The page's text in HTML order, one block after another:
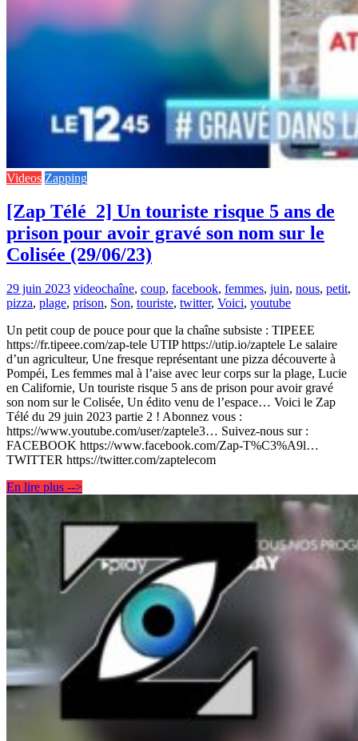
Videos Zapping
[Zap Télé_2] Un touriste risque 5 ans de
prison pour avoir gravé son nom sur le
Colisée (29/06/23)
29 juin 2023 videochaîne, coup, facebook, femmes, juin, nous, petit,
pizza, plage, prison, Son, touriste, twitter, Voici, youtube
Un petit coup de pouce pour que la chaîne subsiste : TIPEEE
https://fr.tipeee.com/zap-tele UTIP https://utip.io/zaptele Le salaire
d’un agriculteur, Une fresque représentant une pizza découverte à
Pompéi, Les femmes mal à l’aise avec leur corps sur la plage, Lucie
en Californie, Un touriste risque 5 ans de prison pour avoir gravé
son nom sur le Colisée, Un édito venu de l’espace… Voici le Zap
Télé du 29 juin 2023 partie 2 ! Abonnez vous :
https://www.youtube.com/user/zaptele3… Suivez-nous sur :
FACEBOOK https://www.facebook.com/Zap-T%C3%A9l…
TWITTER https://twitter.com/zaptelecom
En lire plus -->